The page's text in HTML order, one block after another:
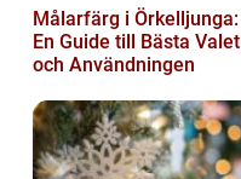
Målarfärg i Örkelljunga:
En Guide till Bästa Valet
och Användningen